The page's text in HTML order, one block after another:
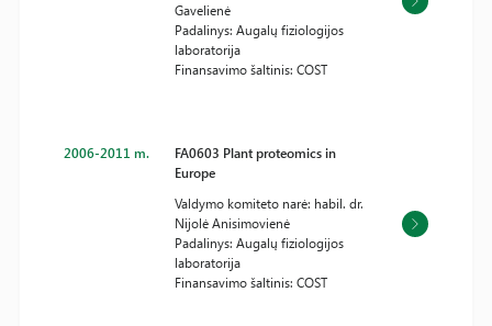
Gavelienė
Padalinys: Augalų fiziologijos
laboratorija
Finansavimo šaltinis: COST
2006-2011 m.
FA0603 Plant proteomics in
Europe
Valdymo komiteto narė: habil. dr.
Nijolė Anisimovienė
Padalinys: Augalų fiziologijos
laboratorija
Finansavimo šaltinis: COST